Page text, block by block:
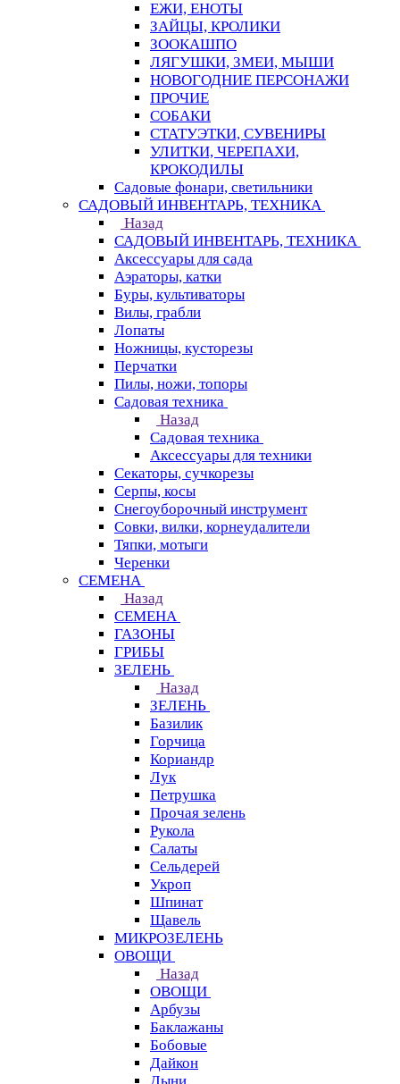
ЕЖИ, ЕНОТЫ
ЗАЙЦЫ, КРОЛИКИ
ЗООКАШПО
ЛЯГУШКИ, ЗМЕИ, МЫШИ
НОВОГОДНИЕ ПЕРСОНАЖИ
ПРОЧИЕ
СОБАКИ
СТАТУЭТКИ, СУВЕНИРЫ
УЛИТКИ, ЧЕРЕПАХИ,
КРОКОДИЛЫ
Садовые фонари, светильники
САДОВЫЙ ИНВЕНТАРЬ, ТЕХНИКА
Назад
САДОВЫЙ ИНВЕНТАРЬ, ТЕХНИКА
Аксессуары для сада
Аэраторы, катки
Буры, культиваторы
Вилы, грабли
Лопаты
Ножницы, кусторезы
Перчатки
Пилы, ножи, топоры
Садовая техника
Назад
Садовая техника
Аксессуары для техники
Секаторы, сучкорезы
Серпы, косы
Снегоуборочный инструмент
Совки, вилки, корнеудалители
Тяпки, мотыги
Черенки
СЕМЕНА
Назад
СЕМЕНА
ГАЗОНЫ
ГРИБЫ
ЗЕЛЕНЬ
Назад
ЗЕЛЕНЬ
Базилик
Горчица
Кориандр
Лук
Петрушка
Прочая зелень
Рукола
Салаты
Сельдерей
Укроп
Шпинат
Щавель
МИКРОЗЕЛЕНЬ
ОВОЩИ
Назад
ОВОЩИ
Арбузы
Баклажаны
Бобовые
Дайкон